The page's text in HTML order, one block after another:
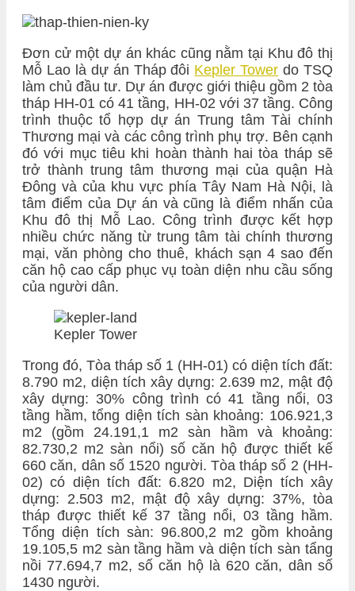
Đơn cử một dự án khác cũng nằm tại Khu đô thị
Mỗ Lao là dự án Tháp đôi Kepler Tower do TSQ
làm chủ đầu tư. Dự án được giới thiệu gồm 2 tòa
tháp HH-01 có 41 tầng, HH-02 với 37 tầng. Công
trình thuộc tổ hợp dự án Trung tâm Tài chính
Thương mại và các công trình phụ trợ. Bên cạnh
đó với mục tiêu khi hoàn thành hai tòa tháp sẽ
trở thành trung tâm thương mại của quận Hà
Đông và của khu vực phía Tây Nam Hà Nội, là
tâm điểm của Dự án và cũng là điểm nhấn của
Khu đô thị Mỗ Lao. Công trình được kết hợp
nhiều chức năng từ trung tâm tài chính thương
mại, văn phòng cho thuê, khách sạn 4 sao đến
căn hộ cao cấp phục vụ toàn diện nhu cầu sống
của người dân.
Kepler Tower
Trong đó, Tòa tháp số 1 (HH-01) có diện tích đất:
8.790 m2, diện tích xây dựng: 2.639 m2, mật độ
xây dựng: 30% công trình có 41 tầng nổi, 03
tầng hầm, tổng diện tích sàn khoảng: 106.921,3
m2 (gồm 24.191,1 m2 sàn hầm và khoảng:
82.730,2 m2 sàn nổi) số căn hộ được thiết kế
660 căn, dân số 1520 người. Tòa tháp số 2 (HH-
02) có diện tích đất: 6.820 m2, Diện tích xây
dựng: 2.503 m2, mật độ xây dựng: 37%, tòa
tháp được thiết kế 37 tầng nổi, 03 tầng hầm.
Tổng diện tích sàn: 96.800,2 m2 gồm khoảng
19.105,5 m2 sàn tầng hầm và diện tích sàn tẩng
nồi 77.694,7 m2, số căn hộ là 620 căn, dân số
1430 người.